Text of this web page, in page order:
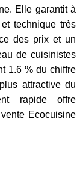
Elle garantit à
technique très
des prix et un
de cuisinistes
1.6 % du chiffre
attractive du
rapide offre
Ecocuisine